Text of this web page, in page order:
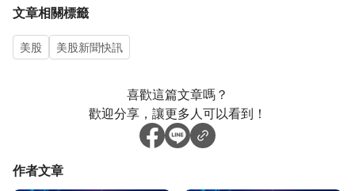
文章相關標籤
美股 美股新聞快訊
喜歡這篇文章嗎？
歡迎分享，讓更多人可以看到！
作者文章